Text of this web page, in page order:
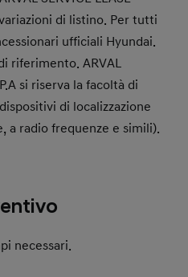
di listino. Per tutti
ufficiali Hyundai.
riferimento. ARVAL
si riserva la facoltà di
di localizzazione
a radio frequenze e simili).
necessari.